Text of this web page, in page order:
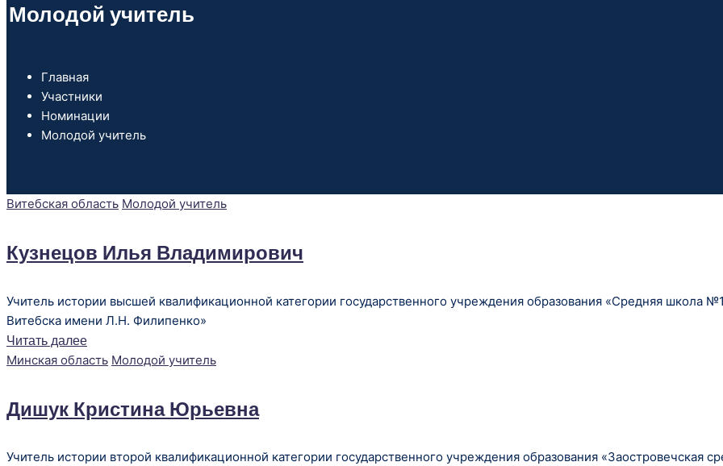
Молодой учитель
Главная
Участники
Номинации
Молодой учитель
Опубликовано
Витебская область Молодой учитель
Кузнецов Илья Владимирович
Учитель истории высшей квалификационной категории государственного учреждения образования «Средняя школа
Витебска имени Л.Н. Филипенко»
Читать далее
Опубликовано
Минская область Молодой учитель
Дишук Кристина Юрьевна
Учитель истории второй квалификационной категории государственного учреждения образования «Заостровечская